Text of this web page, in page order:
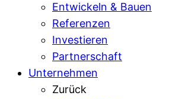
Entwickeln & Bauen
Referenzen
Investieren
Partnerschaft
Unternehmen
Zurück